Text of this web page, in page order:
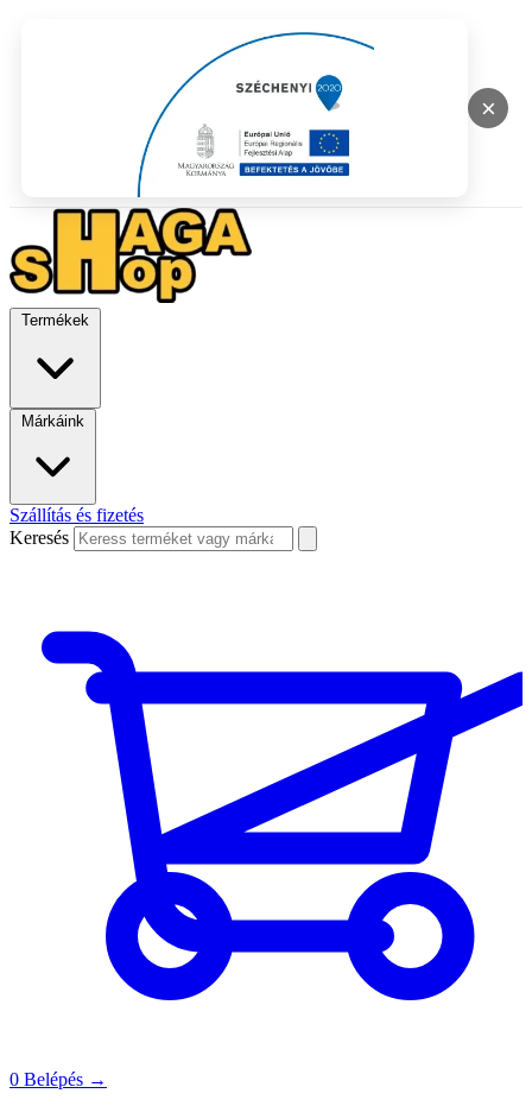
×
Termékek
Márkáink
Szállítás és fizetés
Keresés
0 Belépés →